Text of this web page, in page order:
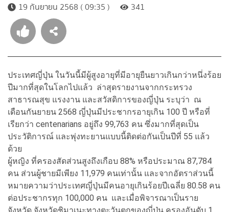
19 กันยายน 2568 ( 09:35 )
341
ประเทศญี่ปุ่น ในวันนี้มีผู้สูงอายุที่มีอายุยืนยาวเกินกว่าหนึ่งร้อย
ปีมากที่สุดในโลกไปแล้ว ล่าสุดรายงานจากกระทรวง
สาธารณสุข แรงงาน และสวัสดิการของญี่ปุ่น ระบุว่า ณ
เดือนกันยายน 2568 ญี่ปุ่นมีประชากรอายุเกิน 100 ปี หรือที่
เรียกว่า centenarians อยู่ถึง 99,763 คน ซึ่งมากที่สุดเป็น
ประวัติการณ์ และพุ่งทะยานแบบนี้ติดต่อกันเป็นปีที่ 55 แล้ว
ด้วย
ผู้หญิง ที่ครองสัดส่วนสูงถึงเกือบ 88% หรือประมาณ 87,784
คน ส่วนผู้ชายมีเพียง 11,979 คนเท่านั้น และจากอัตราส่วนนี้
หมายความว่าประเทศญี่ปุ่นมีคนอายุเกินร้อยปีเฉลี่ย 80.58 คน
ต่อประชากรทุก 100,000 คน และเมื่อพิจารณาเป็นราย